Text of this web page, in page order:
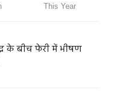
This Year
के बीच फेरी में भीषण